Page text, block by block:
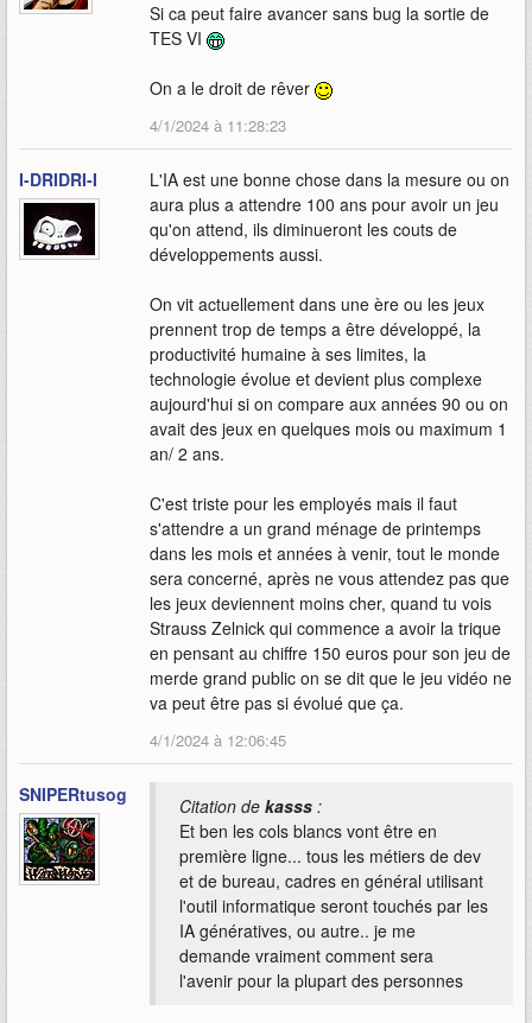
Si ca peut faire avancer sans bug la sortie de
TES VI
On a le droit de rêver
4/1/2024 à 11:28:23
I-DRIDRI-I
L'IA est une bonne chose dans la mesure ou on
aura plus a attendre 100 ans pour avoir un jeu
qu'on attend, ils diminueront les couts de
développements aussi.
On vit actuellement dans une ère ou les jeux
prennent trop de temps a être développé, la
productivité humaine à ses limites, la
technologie évolue et devient plus complexe
aujourd'hui si on compare aux années 90 ou on
avait des jeux en quelques mois ou maximum 1
an/ 2 ans.
C'est triste pour les employés mais il faut
s'attendre a un grand ménage de printemps
dans les mois et années à venir, tout le monde
sera concerné, après ne vous attendez pas que
les jeux deviennent moins cher, quand tu vois
Strauss Zelnick qui commence a avoir la trique
en pensant au chiffre 150 euros pour son jeu de
merde grand public on se dit que le jeu vidéo ne
va peut être pas si évolué que ça.
4/1/2024 à 12:06:45
SNIPERtusog Citation de kasss :
Et ben les cols blancs vont être en
première ligne... tous les métiers de dev
et de bureau, cadres en général utilisant
l'outil informatique seront touchés par les
IA génératives, ou autre.. je me
demande vraiment comment sera
l'avenir pour la plupart des personnes